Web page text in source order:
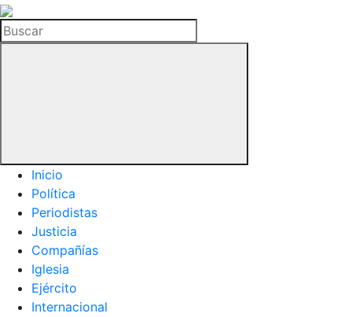
La
Hemeroteca
del
Buscar
Inicio
Política
Periodistas
Justicia
Compañías
Iglesia
Ejército
Internacional